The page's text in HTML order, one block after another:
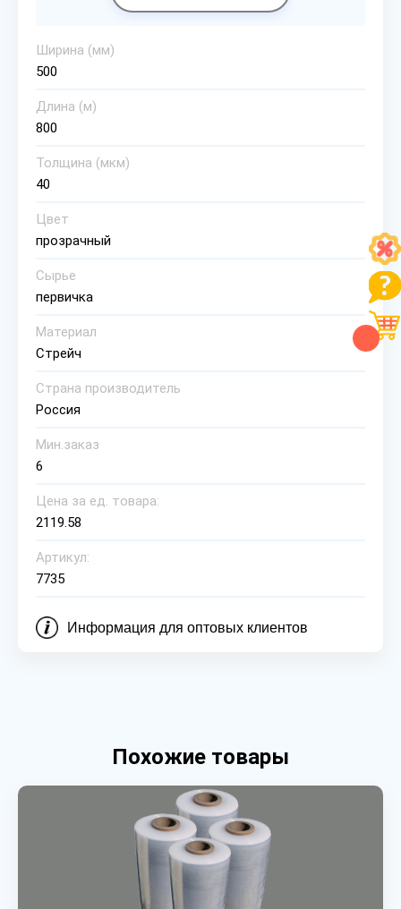
Ширина (мм)
500
Длина (м)
800
Толщина (мкм)
40
Цвет
прозрачный
Сырье
первичка
Материал
Стрейч
Страна производитель
Россия
Мин.заказ
6
Цена за ед. товара:
2119.58
Артикул:
7735
Информация для оптовых клиентов
Похожие товары